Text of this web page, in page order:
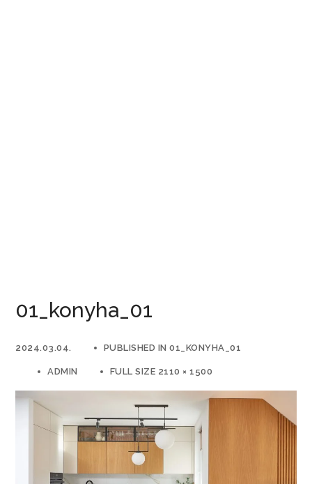
01_konyha_01
2024.03.04. PUBLISHED IN01_KONYHA_01
ADMIN FULL SIZE 2110 × 1500